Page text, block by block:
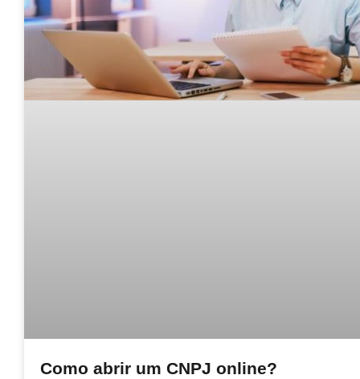
Como abrir um CNPJ online?